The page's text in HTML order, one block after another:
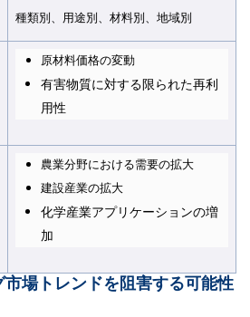
種類別、用途別、材料別、地域別
原材料価格の変動
有害物質に対する限られた再利
用性
農業分野における需要の拡大
建設産業の拡大
化学産業アプリケーションの増
加
場トレンドを阻害する可能性